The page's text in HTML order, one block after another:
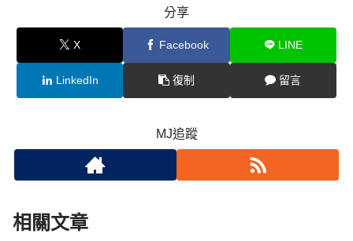
分享
X Facebook LINE
LinkedIn 復制 留言
MJ追蹤
相關文章